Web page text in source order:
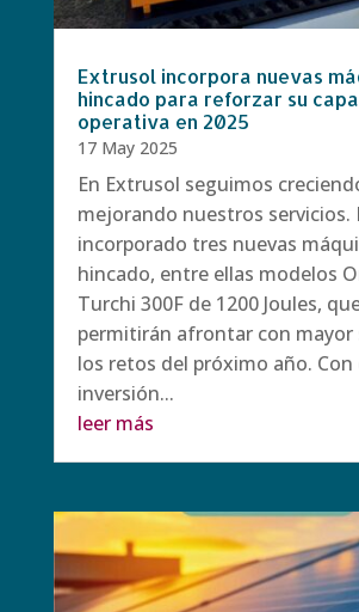
Extrusol incorpora nuevas
hincado para reforzar su
operativa en 2025
17 May 2025
En Extrusol seguimos
mejorando nuestros servicios.
incorporado tres nuevas
hincado, entre ellas modelos
Turchi 300F de 1200 Joules,
permitirán afrontar con mayor
los retos del próximo año. Con
inversión...
leer más